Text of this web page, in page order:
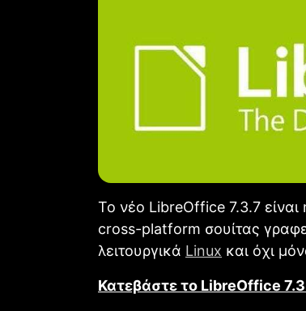
To νέο LibreΟffice 7.3.7 είναι
cross-platform σουίτας
λειτουργικά Linux και όχι
Κατεβάστε το LibreOffice